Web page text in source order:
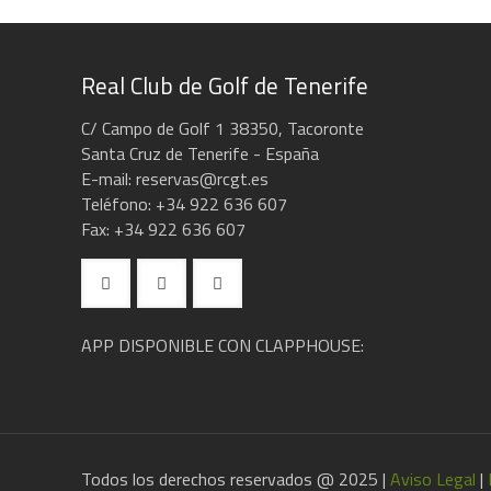
Real Club de Golf de Tenerife
C/ Campo de Golf 1 38350, Tacoronte
Santa Cruz de Tenerife - España
E-mail: reservas@rcgt.es
Teléfono: +34 922 636 607
Fax: +34 922 636 607
APP DISPONIBLE CON CLAPPHOUSE:
Todos los derechos reservados @ 2025 | Aviso Legal |